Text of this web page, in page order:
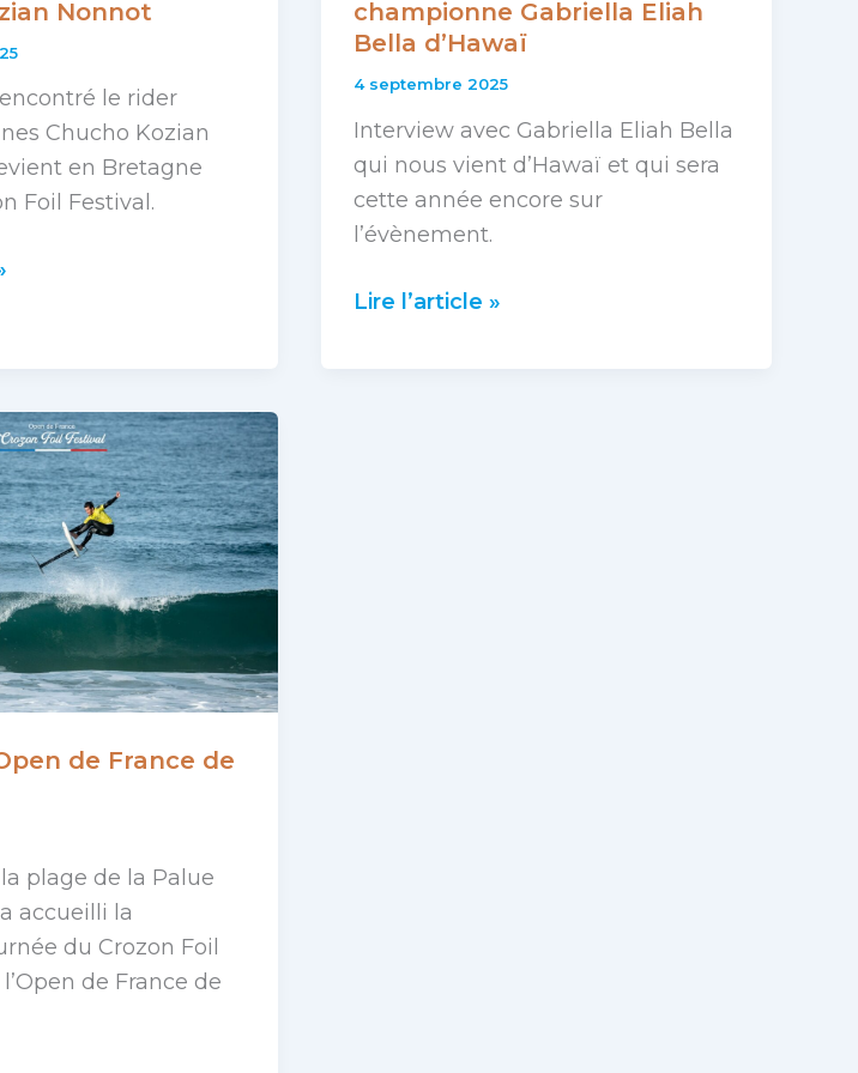
Nonnot
le rider
Chucho Kozian
en Bretagne
Foil Festival.
championne Gabriella Eliah
Bella d’Hawaï
4 septembre 2025
Interview avec Gabriella Eliah Bella
qui nous vient d’Hawaï et qui sera
cette année encore sur
l’évènement.
Lire l’article »
de France de
plage de la Palue
accueilli la
du Crozon Foil
de France de